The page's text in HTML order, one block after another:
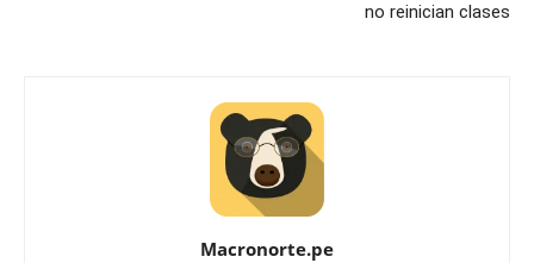
no reinician clases
Macronorte.pe